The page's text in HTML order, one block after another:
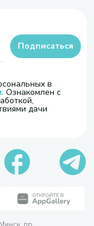
в
. Ознакомлен с
дачи
Подписаться